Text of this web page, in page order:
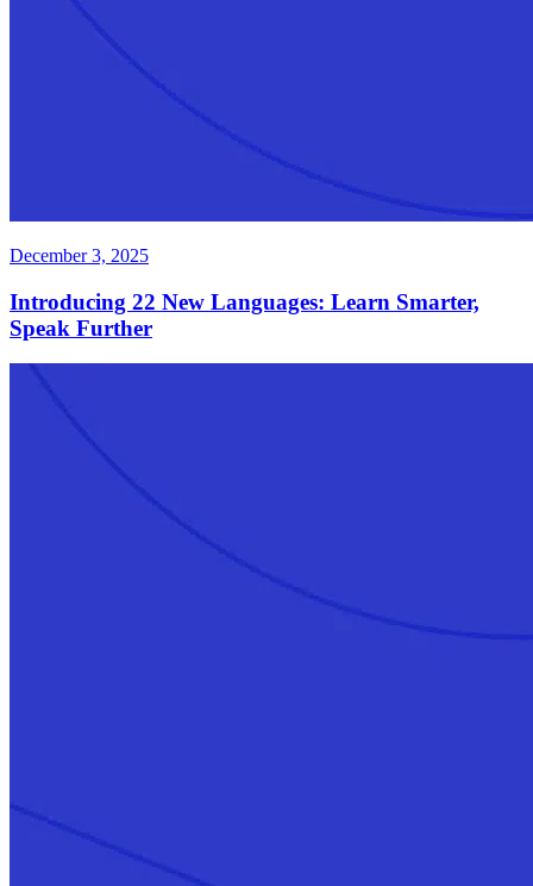
December 3, 2025
Introducing 22 New Languages: Learn Smarter,
Speak Further